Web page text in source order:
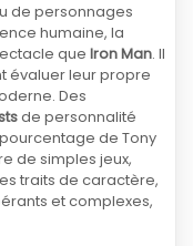
de personnages
humaine, la
que Iron Man. Il
évaluer leur propre
Des
de personnalité
de Tony
de simples jeux,
traits de caractère,
et complexes,